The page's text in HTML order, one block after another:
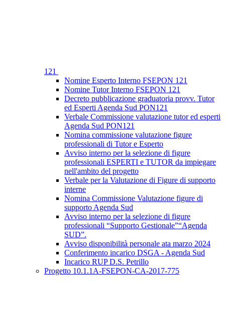
121
Nomine Esperto Interno FSEPON 121
Nomine Tutor Interno FSEPON 121
Decreto pubblicazione graduatoria provv. Tutor
ed Esperti Agenda Sud PON121
Verbale Commissione valutazione tutor ed esperti
Agenda Sud PON121
Nomina commissione valutazione figure
professionali di Tutor e Esperto
Avviso interno per la selezione di figure
professionali ESPERTI e TUTOR da impiegare
nell'ambito del progetto
Verbale per la Valutazione di Figure di supporto
interne
Nomina Commissione Valutazione figure di
supporto Agenda Sud
Avviso interno per la selezione di figure
professionali “Supporto Gestionale”“Agenda
SUD”.
Avviso disponibilità personale ata marzo 2024
Conferimento incarico DSGA - Agenda Sud
Incarico RUP D.S. Petrillo
Progetto 10.1.1A-FSEPON-CA-2017-775